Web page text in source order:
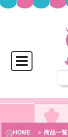
HOME ＞ 商品一覧